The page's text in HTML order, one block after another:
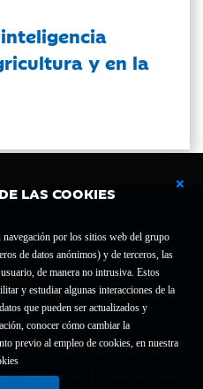
LAS COOKIES
por los sitios web del grupo
de datos anónimos) y de terceros, las
de manera no intrusiva. Estos
y estudiar algunas interacciones de la
que pueden ser actualizados y
conocer cómo cambiar la
previo al empleo de cookies, en nuestra
y en la
de Educación, Cultura y Deporte con el nº
Zaragoza.
Contacto
Declaración de accesibilidad
de privacidad